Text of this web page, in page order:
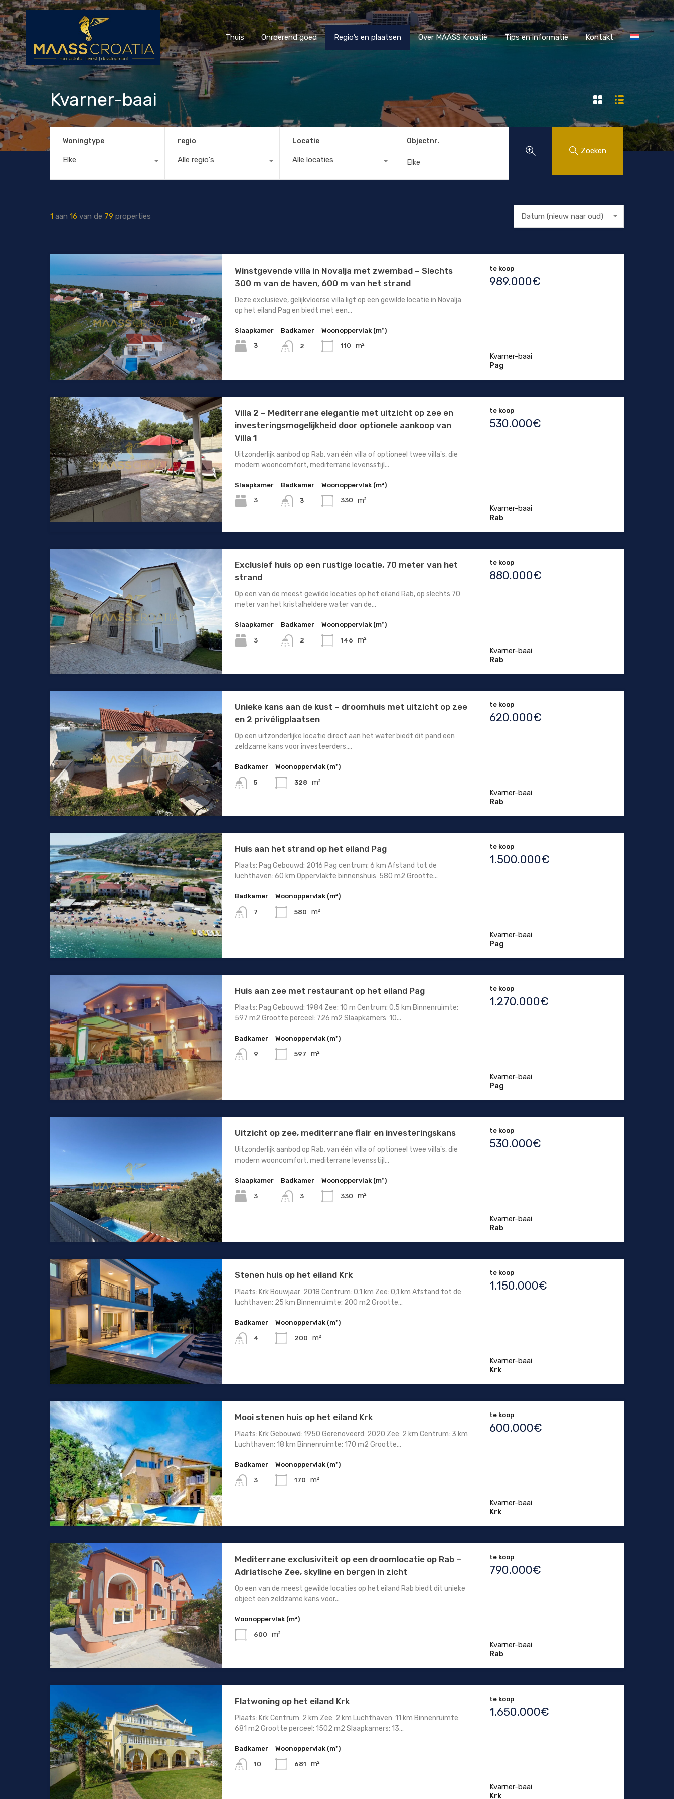
Thuis Onroerend goed Regio’s en plaatsen Over MAASS Kroatië Tips en informatie Kontakt
Thuis Onroerend goed Regio’s en plaatsen Over MAASS Kroatië Tips en informatie Kontakt
Kvarner-baai
Woningtype
Elke
regio
Alle regio's
Locatie
Alle locaties
Objectnr.
Zoeken
1 aan 16 van de 79 properties Datum (nieuw naar oud)
Winstgevende villa in Novalja met zwembad – Slechts
300 m van de haven, 600 m van het strand
Deze exclusieve, gelijkvloerse villa ligt op een gewilde locatie in Novalja
op het eiland Pag en biedt met een...
Slaapkamer
3
Badkamer
2
Woonoppervlak (m²)
110 m²
te koop
989.000€
Kvarner-baai
Pag
Villa 2 – Mediterrane elegantie met uitzicht op zee en
investeringsmogelijkheid door optionele aankoop van
Villa 1
Uitzonderlijk aanbod op Rab, van één villa of optioneel twee villa's, die
modern wooncomfort, mediterrane levensstijl...
Slaapkamer
3
Badkamer
3
Woonoppervlak (m²)
330 m²
te koop
530.000€
Kvarner-baai
Rab
Exclusief huis op een rustige locatie, 70 meter van het
strand
Op een van de meest gewilde locaties op het eiland Rab, op slechts 70
meter van het kristalheldere water van de...
Slaapkamer
3
Badkamer
2
Woonoppervlak (m²)
146 m²
te koop
880.000€
Kvarner-baai
Rab
Unieke kans aan de kust – droomhuis met uitzicht op zee
en 2 privéligplaatsen
Op een uitzonderlijke locatie direct aan het water biedt dit pand een
zeldzame kans voor investeerders,...
Badkamer
5
Woonoppervlak (m²)
328 m²
te koop
620.000€
Kvarner-baai
Rab
Huis aan het strand op het eiland Pag
Plaats: Pag Gebouwd: 2016 Pag centrum: 6 km Afstand tot de
luchthaven: 60 km Oppervlakte binnenshuis: 580 m2 Grootte...
Badkamer
7
Woonoppervlak (m²)
580 m²
te koop
1.500.000€
Kvarner-baai
Pag
Huis aan zee met restaurant op het eiland Pag
Plaats: Pag Gebouwd: 1984 Zee: 10 m Centrum: 0,5 km Binnenruimte:
597 m2 Grootte perceel: 726 m2 Slaapkamers: 10...
Badkamer
9
Woonoppervlak (m²)
597 m²
te koop
1.270.000€
Kvarner-baai
Pag
Uitzicht op zee, mediterrane flair en investeringskans
Uitzonderlijk aanbod op Rab, van één villa of optioneel twee villa's, die
modern wooncomfort, mediterrane levensstijl...
Slaapkamer
3
Badkamer
3
Woonoppervlak (m²)
330 m²
te koop
530.000€
Kvarner-baai
Rab
Stenen huis op het eiland Krk
Plaats: Krk Bouwjaar: 2018 Centrum: 0.1 km Zee: 0,1 km Afstand tot de
luchthaven: 25 km Binnenruimte: 200 m2 Grootte...
Badkamer
4
Woonoppervlak (m²)
200 m²
te koop
1.150.000€
Kvarner-baai
Krk
Mooi stenen huis op het eiland Krk
Plaats: Krk Gebouwd: 1950 Gerenoveerd: 2020 Zee: 2 km Centrum: 3 km
Luchthaven: 18 km Binnenruimte: 170 m2 Grootte...
Badkamer
3
Woonoppervlak (m²)
170 m²
te koop
600.000€
Kvarner-baai
Krk
Mediterrane exclusiviteit op een droomlocatie op Rab –
Adriatische Zee, skyline en bergen in zicht
Op een van de meest gewilde locaties op het eiland Rab biedt dit unieke
object een zeldzame kans voor...
Woonoppervlak (m²)
600 m²
te koop
790.000€
Kvarner-baai
Rab
Flatwoning op het eiland Krk
Plaats: Krk Centrum: 2 km Zee: 2 km Luchthaven: 11 km Binnenruimte:
681 m2 Grootte perceel: 1502 m2 Slaapkamers: 13...
Badkamer
10
Woonoppervlak (m²)
681 m²
te koop
1.650.000€
Kvarner-baai
Krk